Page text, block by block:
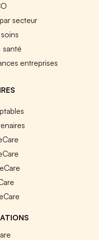
secteur
santé
entreprises